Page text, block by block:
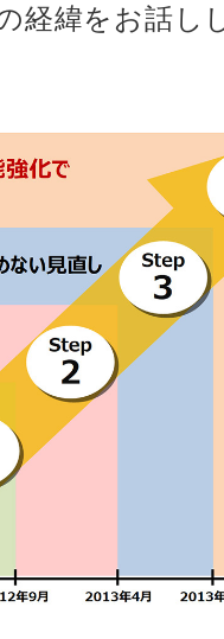
経緯をお話し